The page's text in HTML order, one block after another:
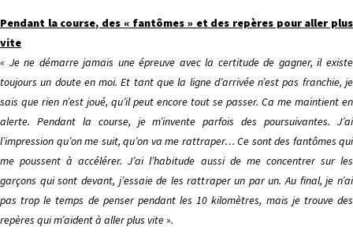
Pendant la course, des « fantômes » et des repères pour aller plus
vite
« Je ne démarre jamais une épreuve avec la certitude de gagner, il existe
toujours un doute en moi. Et tant que la ligne d’arrivée n’est pas franchie, je
sais que rien n’est joué, qu’il peut encore tout se passer. Ca me maintient en
alerte. Pendant la course, je m’invente parfois des poursuivantes. J’ai
l’impression qu’on me suit, qu’on va me rattraper… Ce sont des fantômes qui
me poussent à accélérer. J’ai l’habitude aussi de me concentrer sur les
garçons qui sont devant, j’essaie de les rattraper un par un. Au final, je n’ai
pas trop le temps de penser pendant les 10 kilomètres, mais je trouve des
repères qui m’aident à aller plus vite ».